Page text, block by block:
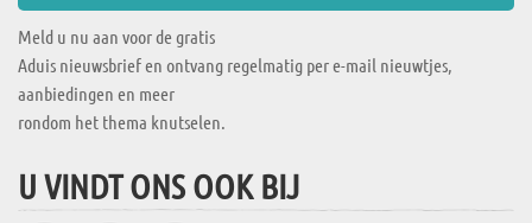
Meld u nu aan voor de gratis
Aduis nieuwsbrief en ontvang regelmatig per e-mail nieuwtjes,
aanbiedingen en meer
rondom het thema knutselen.
U VINDT ONS OOK BIJ